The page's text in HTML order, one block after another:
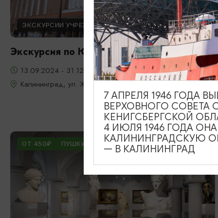
ЭКСКУРСИИ УЧРЕЖДЕНИЙ КУЛЬТУРЫ
Экскурсия по Южному вокзалу
13.09.2024 - 31.12.2026
Калининград, ул. Железнодорожная, д. 13-23
ОТ 450₽ ПУШКИНСКАЯ КАРТА
7 АПРЕЛЯ 1946 ГОДА
ВЕРХОВНОГО СОВЕТА
КЕНИГСБЕРГСКОЙ
4 ИЮЛЯ 1946 ГОДА
КАЛИНИНГРАДСКУЮ
— В КАЛИНИНГРАД